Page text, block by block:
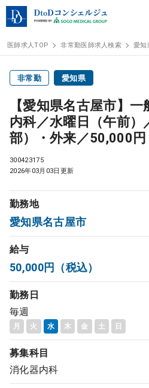
医師求人
スポット検索 アルバイト
DtoDの転職・
コンサルタント
成功事例
転職ノウハウ
医師求人TOP 非常勤医師求人検索 愛知
非常勤 愛知県
【愛知県名古屋市】
内科／水曜日（午前）
部）・外来／50,000円
300423175
2026年03月03日更新
勤務地
愛知県名古屋市
給与
50,000円（税込）
勤務日
毎週
月 火 水 木 金 土 日
募集科目
消化器内科